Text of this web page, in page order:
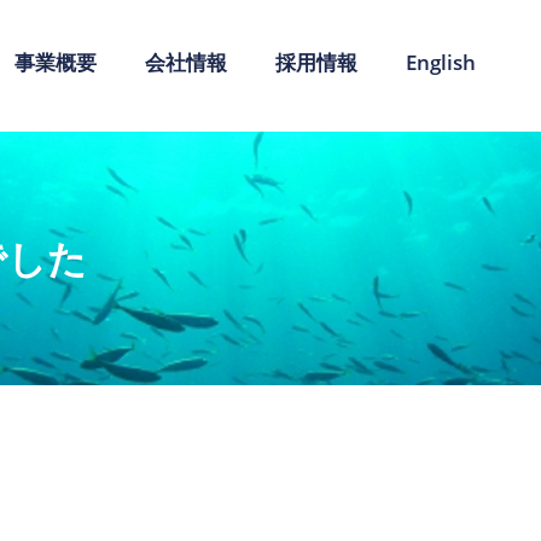
事業概要 会社情報 採用情報 English
た